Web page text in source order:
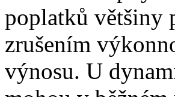
poplatků většiny
zrušením
výnosu. U